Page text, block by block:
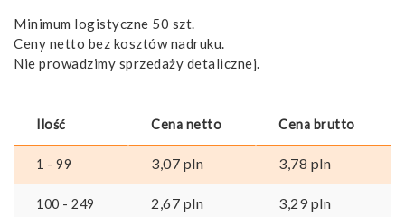
Minimum logistyczne 50 szt.
Ceny netto bez kosztów nadruku.
Nie prowadzimy sprzedaży detalicznej.
Ilość Cena netto Cena brutto
1 - 99 3,07 pln 3,78 pln
100 - 249 2,67 pln 3,29pln